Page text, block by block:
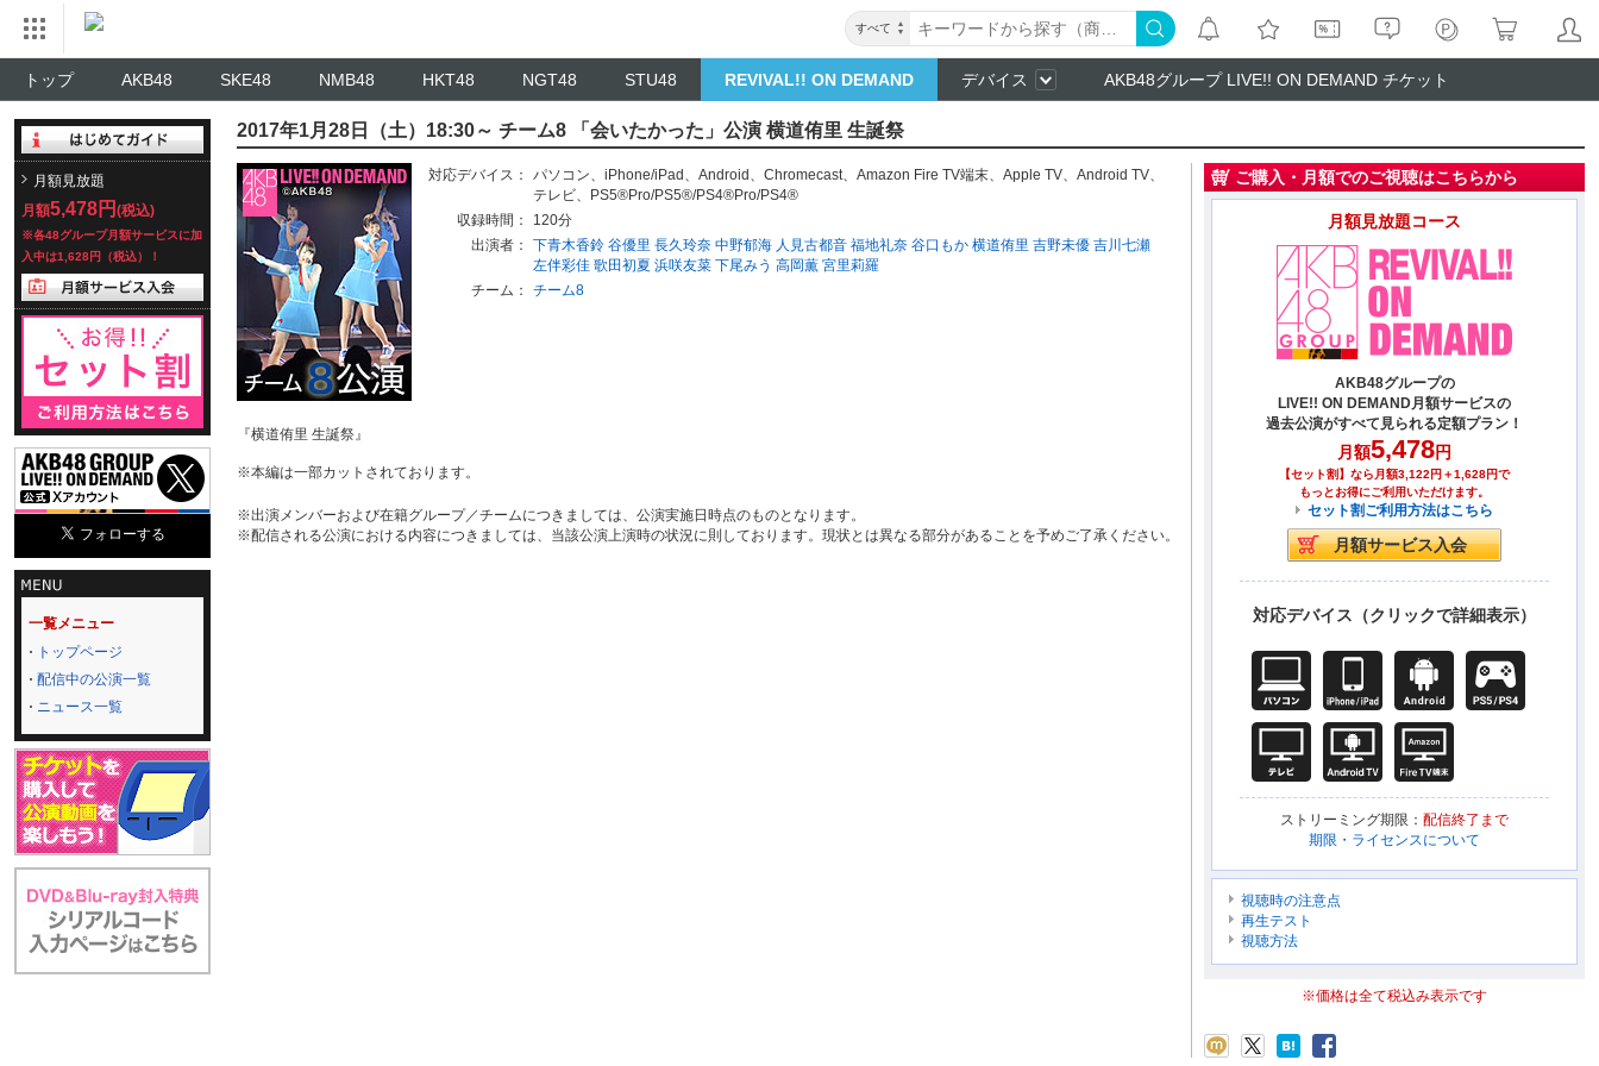
すべて
トップ AKB48 SKE48 NMB48 HKT48 NGT48 STU48 REVIVAL!! ON DEMAND デバイス AKB48グループ LIVE!! ON DEMAND チケット
月額見放題
月額5,478円 (税込)
※各48グループ月額サービスに加
入中は1,628円（税込）！
一覧メニュー
トップページ
配信中の公演一覧
ニュース一覧
2017年1月28日（土）18:30～ チーム8 「会いたかった」公演 横道侑里 生誕祭
対応デバイス： パソコン、 iPhone/iPad 、 Android 、 Chromecast、 Amazon Fire TV端末、 Apple TV、 Android TV、
テレビ、
PS5®Pro/PS5®/PS4®Pro/PS4®
収録時間：
120分
出演者：
下青木香鈴 谷優里 長久玲奈 中野郁海 人見古都音 福地礼奈 谷口もか 横道侑里 吉野未優 吉川七瀬
左伴彩佳 歌田初夏 浜咲友菜 下尾みう 高岡薫 宮里莉羅
チーム：
チーム8
『横道侑里 生誕祭』
※本編は一部カットされております。
※出演メンバーおよび在籍グループ／チームにつきましては、公演実施日時点のものとなります。
※配信される公演における内容につきましては、当該公演上演時の状況に則しております。現状とは異なる部分があることを予めご了承ください。
ご購入・月額でのご視聴はこちらから
月額見放題コース
AKB48グループの
LIVE!! ON DEMAND月額サービスの
過去公演がすべて見られる定額プラン！
月額5,478円
【セット割】なら月額3,122円＋1,628円で
もっとお得にご利用いただけます。
セット割ご利用方法はこちら
対応デバイス（クリックで詳細表示）
ストリーミング期限： 配信終了まで
期限・ライセンスについて
視聴時の注意点
再生テスト
視聴方法
※価格は全て税込み表示です